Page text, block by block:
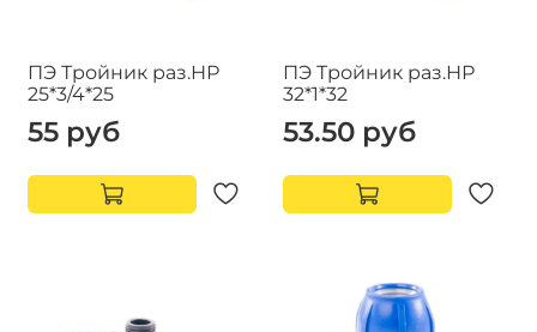
ПЭ Тройник раз.НР
25*3/4*25
55 руб
ПЭ Тройник раз.НР
32*1*32
53.50 руб